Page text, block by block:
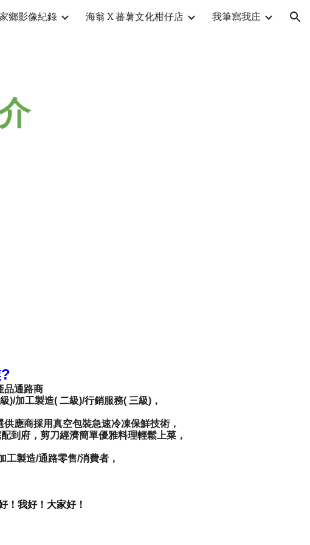
navigation
鄉影像紀錄 海翁 X 蕃薯文化柑仔店 我筆寫我庄
品通路商
)/加工製造( 二級)/行銷服務( 三級)，
應商採用真空包裝急速冷凍保鮮技術，
到府，剪刀經濟簡單優雅料理輕鬆上菜，
工製造/通路零售/消費者，
我好！大家好！